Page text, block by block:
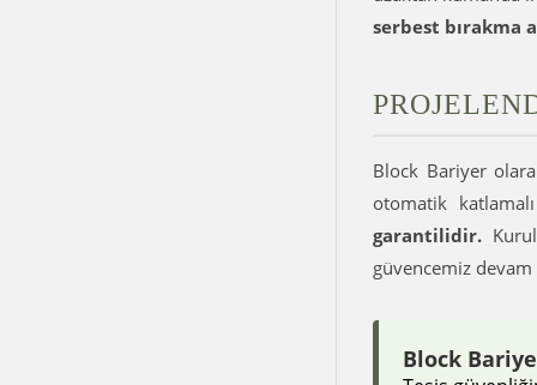
serbest bırakma
Block Bariyer
otomatik
garantilidir.
güvencemiz
Block